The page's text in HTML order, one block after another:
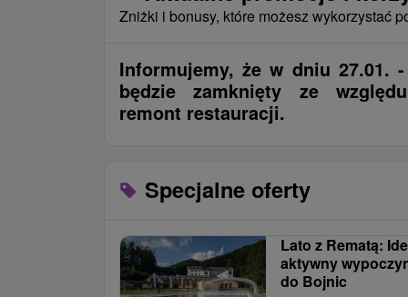
Zniżki i bonusy, które możesz wykorzystać
Informujemy, że w dniu 27.01. -
będzie zamknięty ze
remont restauracji.
Specjalne oferty
Lato z Rematą:
aktywny
do Bojnic